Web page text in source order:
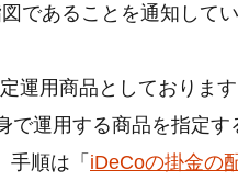
であることを通知して
運用商品としております
で運用する商品を指定す
順は「 iDeCoの掛金の